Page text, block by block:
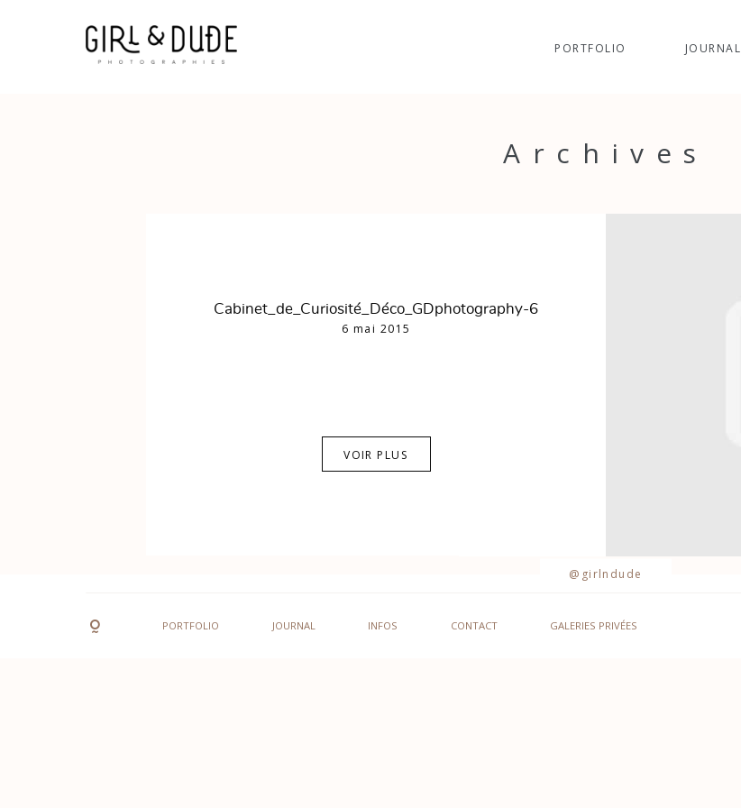
PORTFOLIO JOURNAL
Archives
Cabinet_de_Curiosité_Déco_GDphotography-6
6 mai 2015
VOIR PLUS
@girlndude
PORTFOLIO JOURNAL INFOS CONTACT GALERIES PRIVÉES